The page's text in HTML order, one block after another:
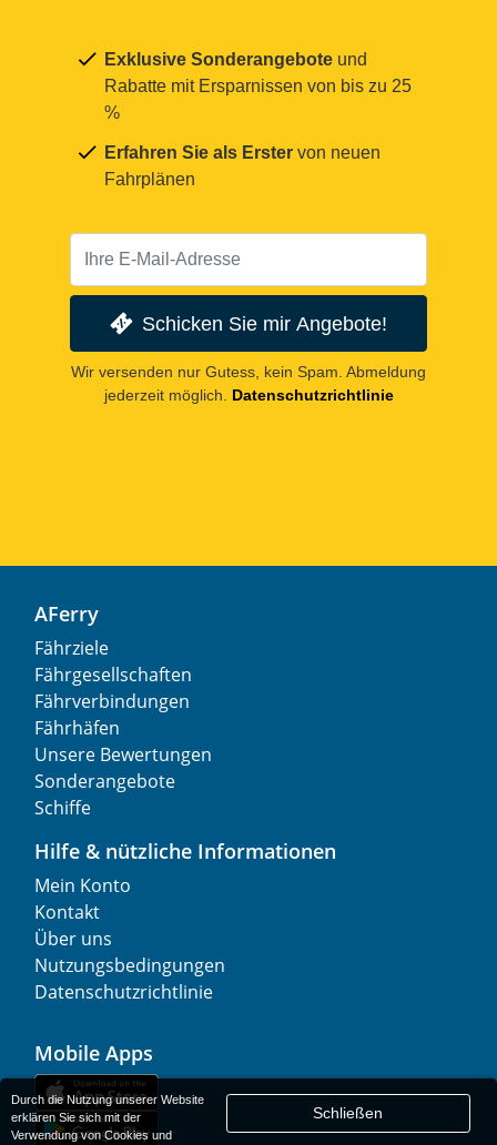
Exklusive Sonderangebote und
Rabatte mit Ersparnissen von bis zu 25
%
Erfahren Sie als Erster von neuen
Fahrplänen
Schicken Sie mir Angebote!
Wir versenden nur Gutess, kein Spam. Abmeldung
jederzeit möglich. Datenschutzrichtlinie
AFerry
Fährziele
Fährgesellschaften
Fährverbindungen
Fährhäfen
Unsere Bewertungen
Sonderangebote
Schiffe
Hilfe & nützliche Informationen
Mein Konto
Kontakt
Über uns
Nutzungsbedingungen
Datenschutzrichtlinie
Mobile Apps
Durch die Nutzung unserer Website
erklären Sie sich mit der
Verwendung von Cookies und
Schließen